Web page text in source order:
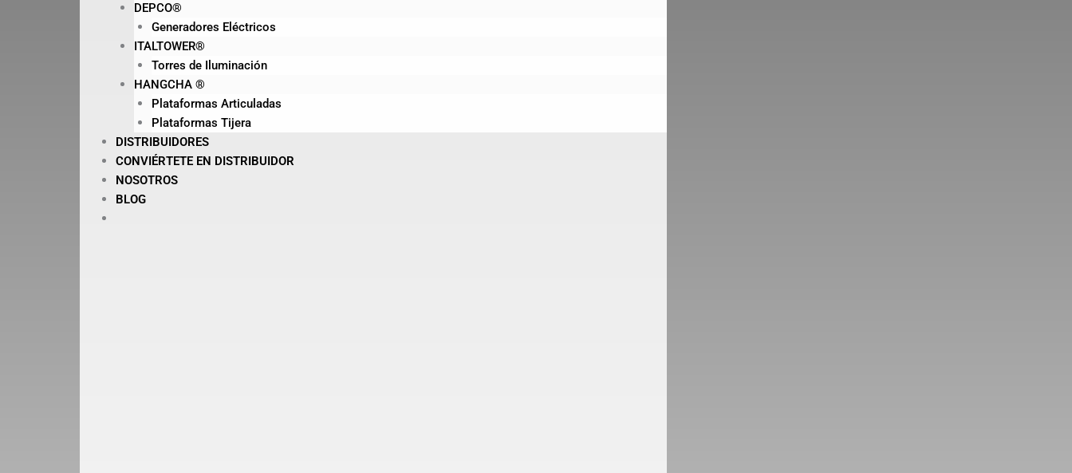
DEPCO®
Generadores Eléctricos
ITALTOWER®
Torres de Iluminación
HANGCHA ®
Plataformas Articuladas
Plataformas Tijera
DISTRIBUIDORES
CONVIÉRTETE EN DISTRIBUIDOR
NOSOTROS
BLOG